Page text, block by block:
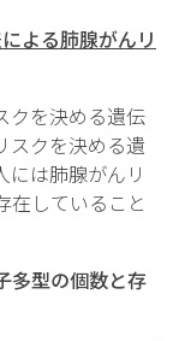
よる肺腺がんリ
クを決める遺伝
スクを決める遺
は肺腺がんリ
在していること
多型の個数と存